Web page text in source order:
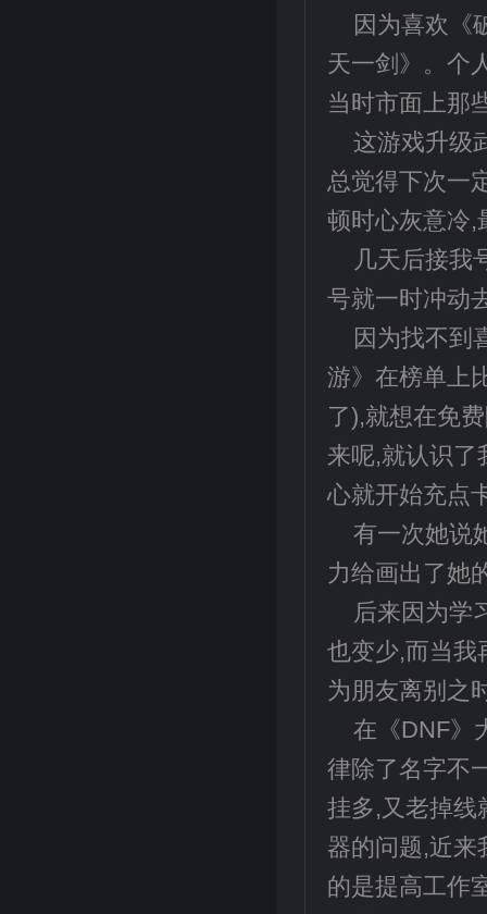
因为喜欢《
天一剑》。个
当时市面上那
这游戏升级
总觉得下次一
顿时心灰意冷,
几天后接我
号就一时冲动
因为找不到
游》在榜单上
了),就想在免
来呢,就认识了
心就开始充点
有一次她说
力给画出了她
后来因为学
也变少,而当我
为朋友离别之
在《DNF》
律除了名字不
挂多,又老掉线
器的问题,近来
的是提高工作